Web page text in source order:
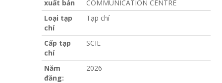
xuất bản
COMMUNICATION CENTRE
Loại tạp
chí
Tạp chí
Cấp tạp
chí
SCIE
Năm
đăng:
2026